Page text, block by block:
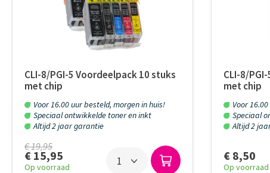
CLI-8/PGI-5 Voordeelpack 10 stuks
met chip
Voor 16.00 uur besteld, morgen in huis!
Speciaal ontwikkelde toner en inkt
Altijd 2 jaar garantie
€ 19,95
€ 15,95
Op voorraad
CLI-8/
met chip
Voor
Speciaal
Altijd 2
€ 8,50
Op voorraad